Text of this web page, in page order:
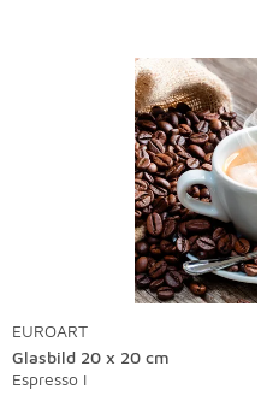
EUROART
Glasbild 20 x 20 cm
Espresso I